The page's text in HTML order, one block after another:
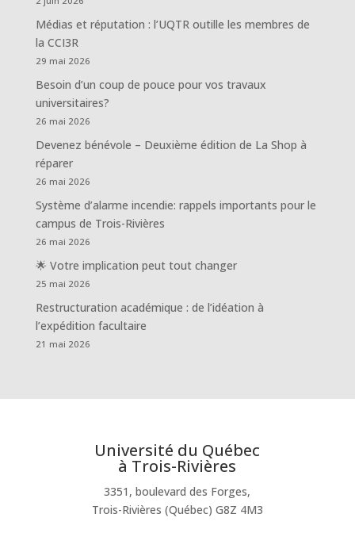
Médias et réputation : l’UQTR outille les membres de
la CCI3R
29 mai 2026
Besoin d’un coup de pouce pour vos travaux
universitaires?
26 mai 2026
Devenez bénévole – Deuxième édition de La Shop à
réparer
26 mai 2026
Système d’alarme incendie: rappels importants pour le
campus de Trois-Rivières
26 mai 2026
🌟 Votre implication peut tout changer
25 mai 2026
Restructuration académique : de l’idéation à
l’expédition facultaire
21 mai 2026
Université du Québec
à Trois-Rivières
3351, boulevard des Forges,
Trois-Rivières (Québec) G8Z 4M3